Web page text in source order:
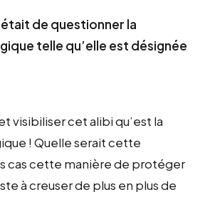
de questionner la
telle qu’elle est désignée
visibiliser cet alibi qu’est la
! Quelle serait cette
cas cette manière de protéger
à creuser de plus en plus de